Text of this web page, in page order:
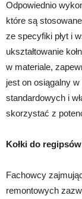
Odpowiednio
które są
ze specyfiki płyt i
ukształtowanie
w materiale,
jest on osiągalny
standardowych i
skorzystać z
Kołki do
Fachowcy
remontowych